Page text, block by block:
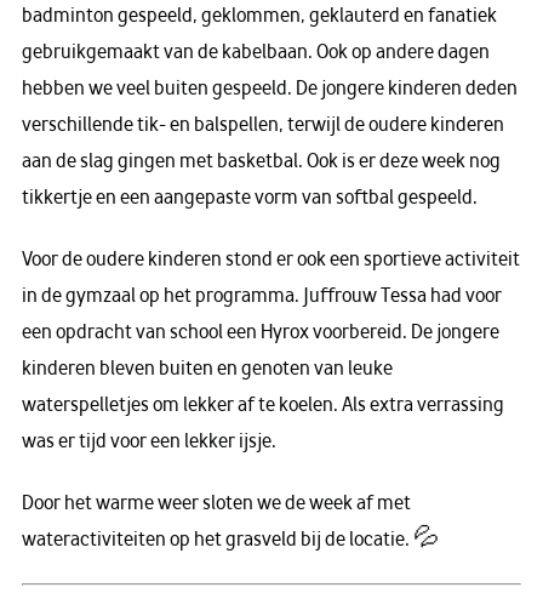
badminton gespeeld, geklommen, geklauterd en fanatiek
gebruikgemaakt van de kabelbaan. Ook op andere dagen
hebben we veel buiten gespeeld. De jongere kinderen deden
verschillende tik- en balspellen, terwijl de oudere kinderen
aan de slag gingen met basketbal. Ook is er deze week nog
tikkertje en een aangepaste vorm van softbal gespeeld.
Voor de oudere kinderen stond er ook een sportieve activiteit
in de gymzaal op het programma. Juffrouw Tessa had voor
een opdracht van school een Hyrox voorbereid. De jongere
kinderen bleven buiten en genoten van leuke
waterspelletjes om lekker af te koelen. Als extra verrassing
was er tijd voor een lekker ijsje.
Door het warme weer sloten we de week af met
wateractiviteiten op het grasveld bij de locatie. 💦